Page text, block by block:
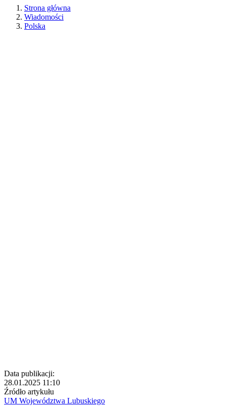
Strona główna
Wiadomości
Polska
Data publikacji:
28.01.2025 11:10
Źródło artykułu
UM Województwa Lubuskiego